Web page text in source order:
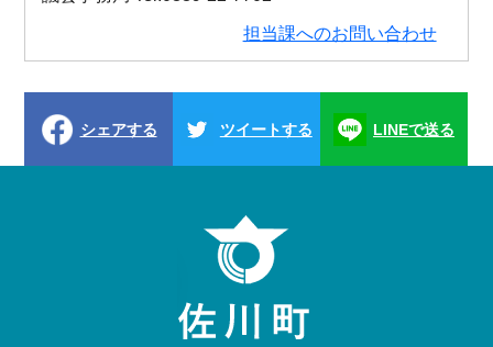
担当課へのお問い合わせ
シェアする ツイートする LINEで送る